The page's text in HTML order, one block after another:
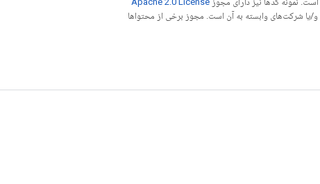
مراجعه کنید. جاوا علامت تجاری ثبت‌شده Oracle و/یا شرکت‌های وابسته به آن است. مجوز برخی از محتواها